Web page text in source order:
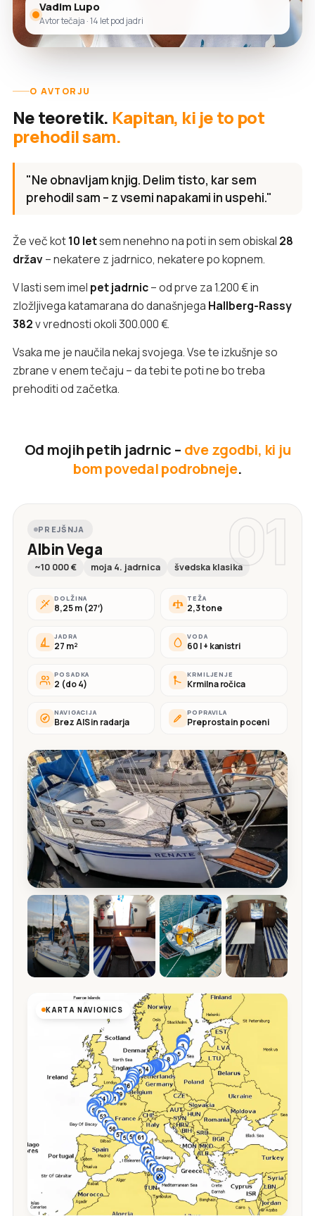
Vadim Lupo
Avtor tečaja · 14 let pod jadri
O AVTORJU
Ne teoretik. Kapitan, ki je to pot
prehodil sam.
"Ne obnavljam knjig. Delim tisto, kar sem
prehodil sam – z vsemi napakami in uspehi."
Že več kot10 letsem nenehno na poti in sem obiskal 28
držav– nekatere z jadrnico, nekatere po kopnem.
V lasti sem imel pet jadrnic– od prve za 1.200 € in
zložljivega katamarana do današnjega Hallberg-Rassy
382v vrednosti okoli 300.000 €.
Vsaka me je naučila nekaj svojega. Vse te izkušnje so
zbrane v enem tečaju – da tebi te poti ne bo treba
prehoditi od začetka.
Od mojih petih jadrnic – dve zgodbi, ki ju
bom povedal podrobneje.
01
PREJŠNJA
Albin Vega
~10 000 € moja 4. jadrnica švedska klasika
DOLŽINA
8,25 m (27′)
TEŽA
2,3 tone
JADRA
27 m²
VODA
60 l + kanistri
POSADKA
2 (do 4)
KRMILJENJE
Krmilna ročica
NAVIGACIJA
Brez AIS in radarja
POPRAVILA
Preprosta in poceni
KARTA NAVIONICS